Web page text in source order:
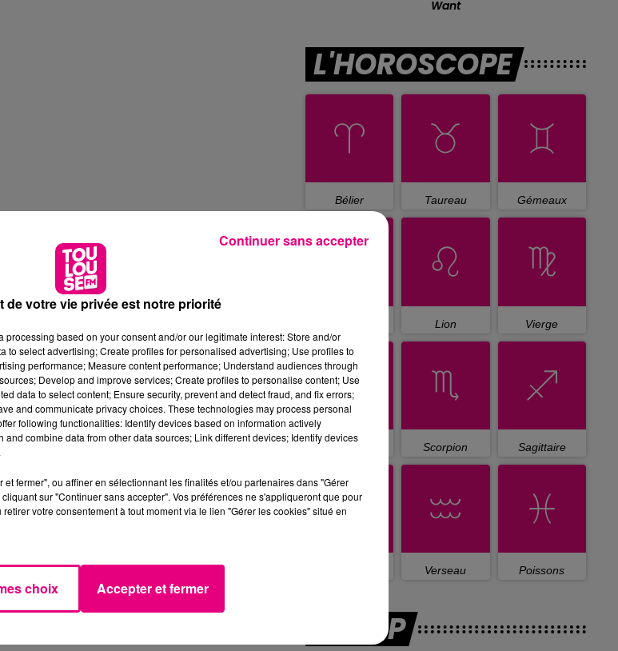
Want
L'HOROSCOPE
Bélier Taureau Gémeaux
Lion Vierge
Scorpion Sagittaire
Verseau Poissons
LE TOP
de votre vie privée est notre priorité
processing based on your consent and/or our legitimate interest: Store and/or
to select advertising; Create profiles for personalised advertising; Use profiles to
performance; Measure content performance; Understand audiences through
Develop and improve services; Create profiles to personalise content; Use
data to select content; Ensure security, prevent and detect fraud, and fix errors;
and communicate privacy choices. These technologies may process personal
following functionalities: Identify devices based on information actively
combine data from other data sources; Link different devices; Identify devices
fermer", ou affiner en sélectionnant les finalités et/ou partenaires dans "Gérer
sur "Continuer sans accepter". Vos préférences ne s'appliqueront que pour
votre consentement à tout moment via le lien "Gérer les cookies" situé en
choix Accepter et fermer
Continuer sans accepter